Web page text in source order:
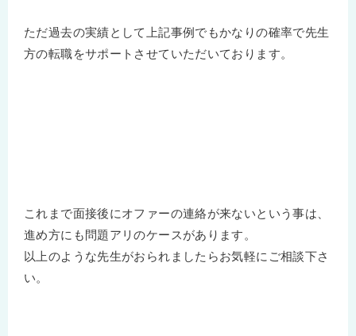
ただ過去の実績として上記事例でもかなりの確率で先生
方の転職をサポートさせていただいております。
これまで面接後にオファーの連絡が来ないという事は、
進め方にも問題アリのケースがあります。
以上のような先生がおられましたらお気軽にご相談下さ
い。